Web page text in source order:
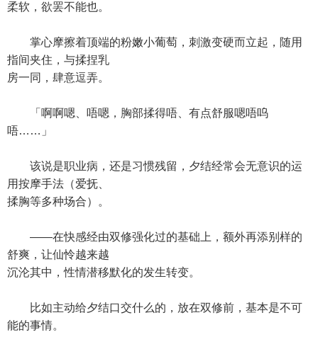
柔软，欲罢不能也。
掌心摩擦着顶端的粉嫩小葡萄，刺激变硬而立起，随用
指间夹住，与揉捏乳
房一同，肆意逗弄。
「啊啊嗯、唔嗯，胸部揉得唔、有点舒服嗯唔呜
唔……」
该说是职业病，还是习惯残留，夕结经常会无意识的运
用按摩手法（爱抚、
揉胸等多种场合）。
——在快感经由双修强化过的基础上，额外再添别样的
舒爽，让仙怜越来越
沉沦其中，性情潜移默化的发生转变。
比如主动给夕结口交什么的，放在双修前，基本是不可
能的事情。